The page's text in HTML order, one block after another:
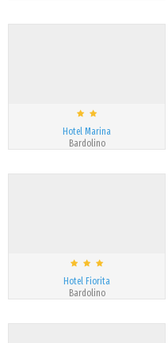
Hotel Marina
Bardolino
Hotel Fiorita
Bardolino